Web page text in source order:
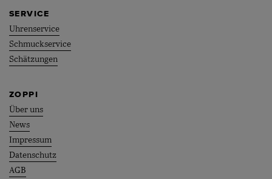
SERVICE
Uhrenservice
Schmuckservice
Schätzungen
ZOPPI
Über uns
News
Impressum
Datenschutz
AGB